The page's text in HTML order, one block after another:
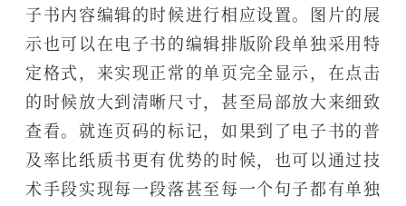
子书内容编辑的时候进行相应设置。图片的展
示也可以在电子书的编辑排版阶段单独采用特
定格式，来实现正常的单页完全显示，在点击
的时候放大到清晰尺寸，甚至局部放大来细致
查看。就连页码的标记，如果到了电子书的普
及率比纸质书更有优势的时候，也可以通过技
术手段实现每一段落甚至每一个句子都有单独